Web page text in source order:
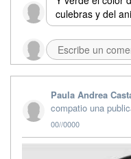
culebras y del
Paula Andrea
compatio una
00//0000